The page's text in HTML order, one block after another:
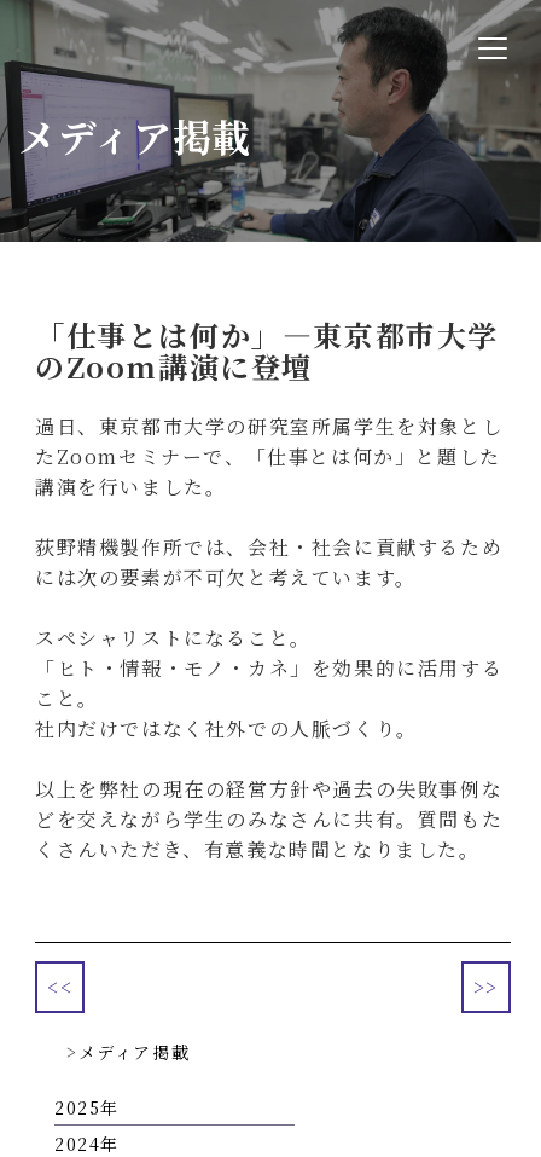
メディア掲載
メディア掲載
2025
2024
「仕事とは何か」—東京都市大学
のZoom講演に登壇
過日、東京都市大学の研究室所属学生を対象とし
たZoomセミナーで、「仕事とは何か」と題した
講演を行いました。
荻野精機製作所では、会社・社会に貢献するため
には次の要素が不可欠と考えています。
スペシャリストになること。
「ヒト・情報・モノ・カネ」を効果的に活用する
こと。
社内だけではなく社外での人脈づくり。
以上を弊社の現在の経営方針や過去の失敗事例な
どを交えながら学生のみなさんに共有。質問もた
くさんいただき、有意義な時間となりました。
<< >>